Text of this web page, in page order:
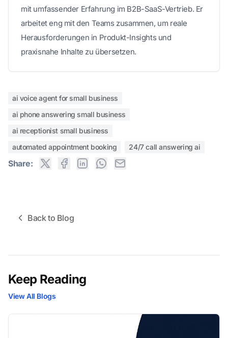
mit umfassender Erfahrung im B2B-SaaS-Vertrieb. Er
arbeitet eng mit den Teams zusammen, um reale
Herausforderungen in Produkt-Insights und
praxisnahe Inhalte zu übersetzen.
ai voice agent for small business
ai phone answering small business
ai receptionist small business
automated appointment booking
24/7 call answering ai
Share:
Back to Blog
Keep Reading
View All Blogs